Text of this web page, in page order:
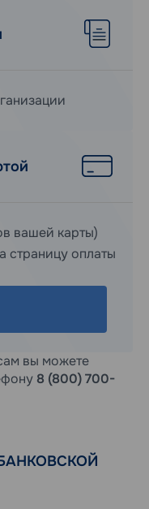
вашей карты)
страницу оплаты
вы можете
8 (800) 700-